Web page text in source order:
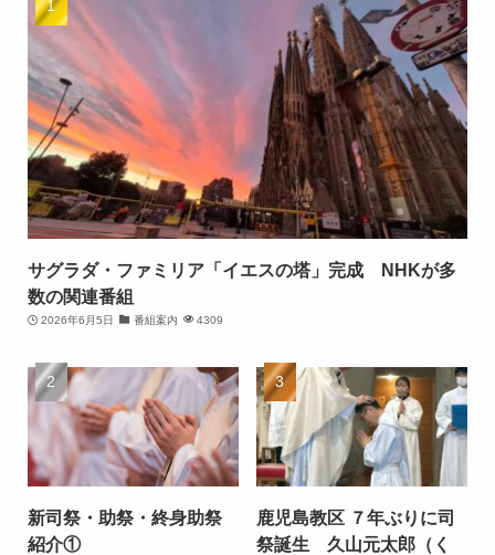
サグラダ・ファミリア「イエスの塔」完成 NHKが多
数の関連番組
2026年6月5日 番組案内 4309
新司祭・助祭・終身助祭
紹介①
鹿児島教区 ７年ぶりに司
祭誕生 久山元太郎（く